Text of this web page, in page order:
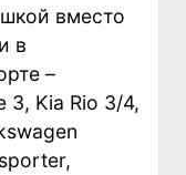
вместо
в
–
3, Kia Rio 3/4,